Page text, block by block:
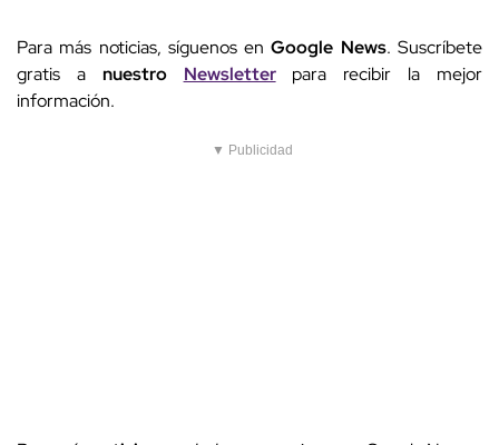
Para más noticias, síguenos en Google News. Suscríbete
gratis a nuestro Newsletter
para recibir la mejor
información.
▼ Publicidad